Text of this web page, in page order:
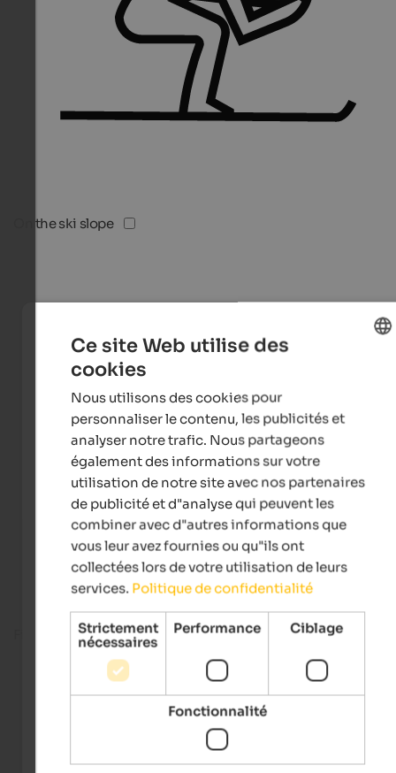
On the ski slope
Fitness room
Ce site Web utilise des
cookies
Nous utilisons des cookies pour
personnaliser le contenu, les publicités et
analyser notre trafic. Nous partageons
également des informations sur votre
utilisation de notre site avec nos partenaires
de publicité et d"analyse qui peuvent les
combiner avec d"autres informations que
vous leur avez fournies ou qu"ils ont
collectées lors de votre utilisation de leurs
services. Politique de confidentialité
Strictement
nécessaires
Performance Ciblage
Fonctionnalité